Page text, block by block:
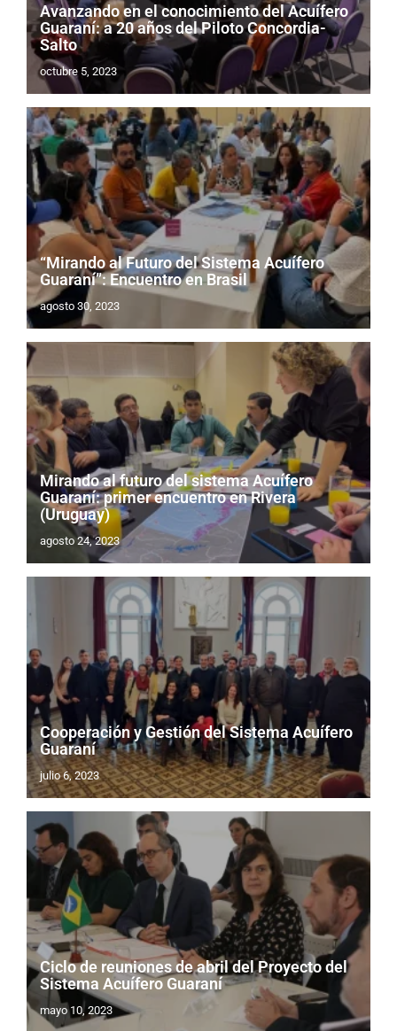
Avanzando en el conocimiento del Acuífero
Guaraní: a 20 años del Piloto Concordia-
Salto
octubre 5, 2023
“Mirando al Futuro del Sistema Acuífero
Guaraní”: Encuentro en Brasil
agosto 30, 2023
Mirando al futuro del sistema Acuífero
Guaraní: primer encuentro en Rivera
(Uruguay)
agosto 24, 2023
Cooperación y Gestión del Sistema Acuífero
Guaraní
julio 6, 2023
Ciclo de reuniones de abril del Proyecto del
Sistema Acuífero Guaraní
mayo 10, 2023